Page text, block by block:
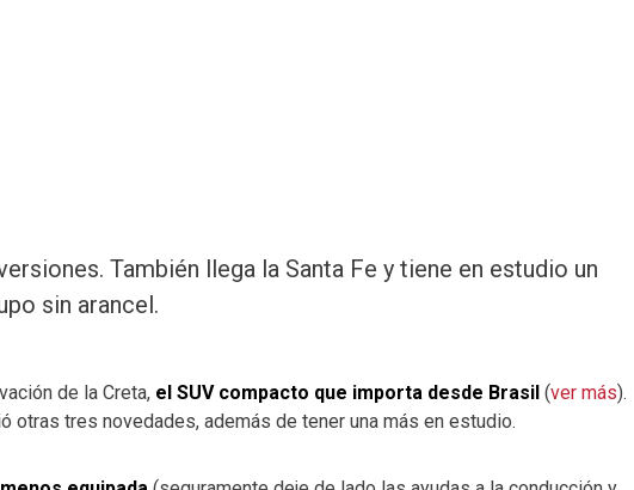
También llega la Santa Fe y tiene en estudio un
sin arancel.
de la Creta, el SUV compacto que importa desde Brasil (ver más).
otras tres novedades, además de tener una más en estudio.